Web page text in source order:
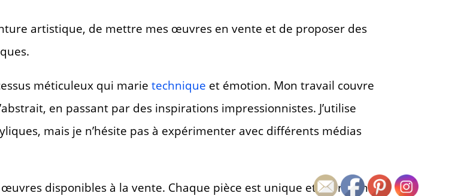
artistique, de mettre mes œuvres en vente et de proposer des
méticuleux qui marietechnique et émotion. Mon travail couvre
en passant par des inspirations impressionnistes. J’utilise
mais je n’hésite pas à expérimenter avec différents médias
disponibles à la vente. Chaque pièce est unique et représente